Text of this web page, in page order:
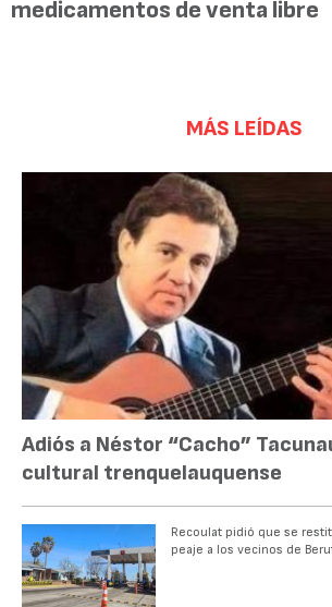
medicamentos de venta libre
MÁS LEÍDAS
Adiós a Néstor “Cacho”
cultural trenquelauquense
Recoulat pidió que se
peaje a los vecinos de